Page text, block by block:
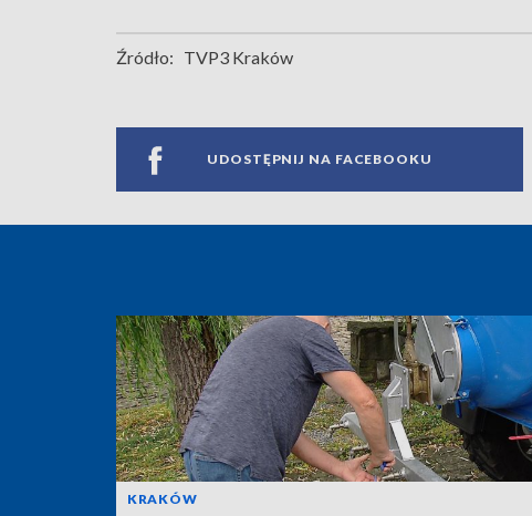
Źródło: TVP3 Kraków
UDOSTĘPNIJ NA FACEBOOKU
KRAKÓW